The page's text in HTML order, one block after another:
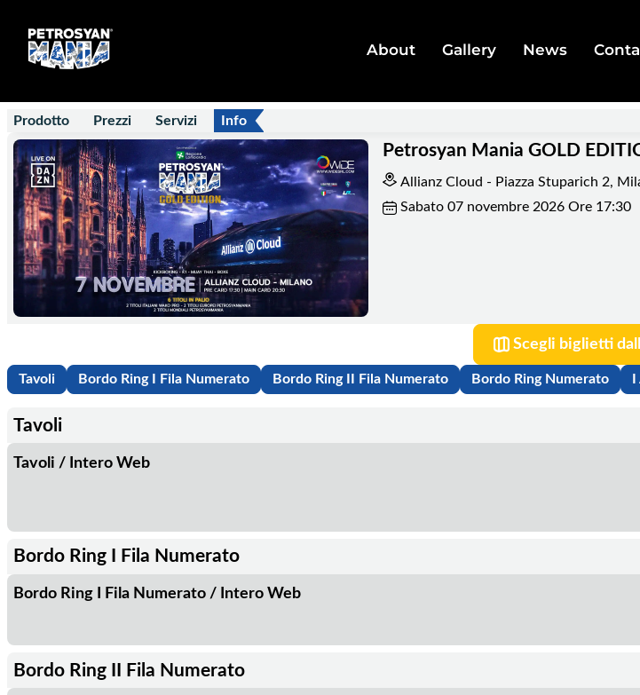
About Gallery News
Prodotto Prezzi Servizi Info
Petrosyan Mania GOLD
Allianz Cloud - Piazza Stuparich 2,
Sabato 07 novembre 2026 Ore 17:30
Scegli biglietti
Tavoli Bordo Ring I Fila Numerato Bordo Ring II Fila Numerato Bordo Ring Numerato
Tavoli
Tavoli / Intero Web
Bordo Ring I Fila Numerato
Bordo Ring I Fila Numerato / Intero Web
Bordo Ring II Fila Numerato